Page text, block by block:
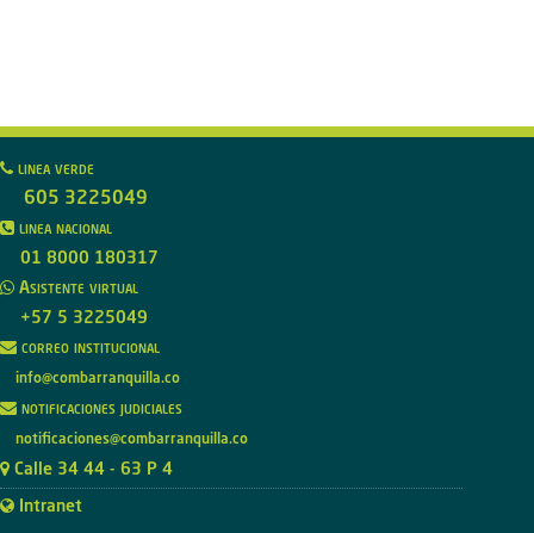
linea verde
605 3225049
linea nacional
01 8000 180317
Asistente virtual
+57 5 3225049
correo institucional
info@combarranquilla.co
notificaciones judiciales
notificaciones@combarranquilla.co
Calle 34 44 - 63 P 4
Intranet